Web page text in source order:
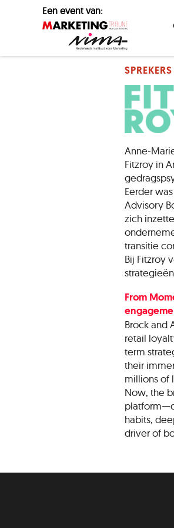
Een event van:
SPREKERS
Anne-
Fitzroy in
Eerder
Advisory
zich
transitie
Bij Fitzroy
From
Brock and
retail
term
their
millions of
Now, the
habits,
driver of